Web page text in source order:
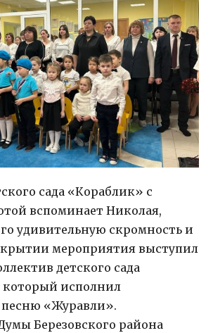
сада «Кораблик» с
вспоминает Николая,
удивительную скромность и
мероприятия выступил
детского сада
исполнил
песню «Журавли».
Березовского района